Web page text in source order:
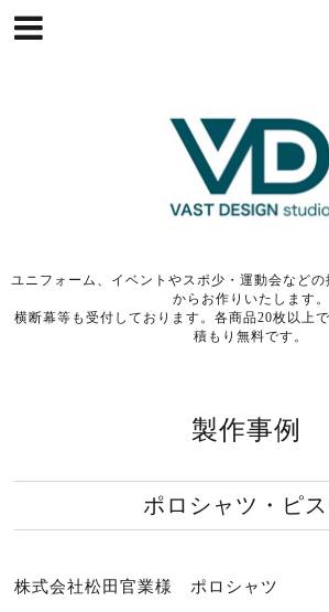
ユニフォーム、イベントやスポ少・運動会など
からお作りいたします。
横断幕等も受付しております。各商品20枚以上
積もり無料です。
製作事例
ポロシャツ・ピ
株式会社松田官業様 ポロシャツ